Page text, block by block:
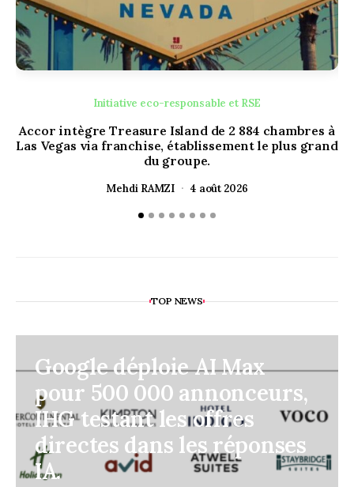
Initiative eco-responsable et RSE
Accor intègre Treasure Island de 2 884 chambres à
Las Vegas via franchise, établissement le plus grand
du groupe.
Mehdi RAMZI 4 août 2026
TOP NEWS
Google déploie AI Max
pour 500 000 annonceurs,
IHG testant les offres
directes dans les réponses
IA.